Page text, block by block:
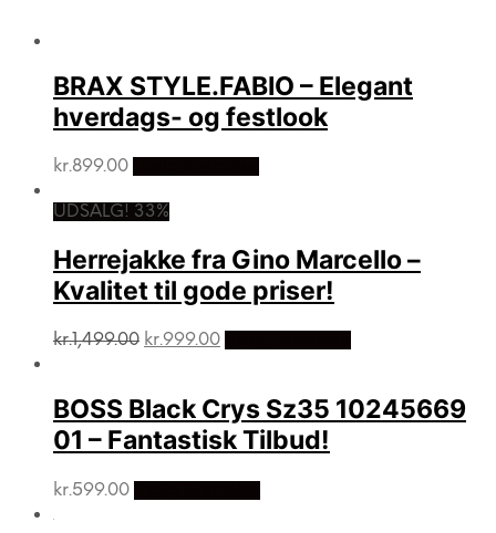
BRAX STYLE.FABIO – Elegant
hverdags- og festlook
kr.899.00
UDSALG! 33%
Herrejakke fra Gino Marcello –
Kvalitet til gode priser!
kr.1,499.00 Den
var:
kr.1,499.00.
kr.999.00Den
er:
kr.999.00.
BOSS Black Crys Sz35 10245669
01 – Fantastisk Tilbud!
kr.599.00